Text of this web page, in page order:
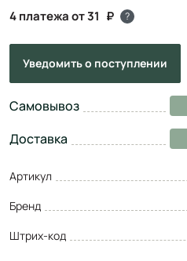
4 платежа от 31 ?
Уведомитьо поступлении
Самовывоз
Доставка
Артикул
Бренд
Штрих-код